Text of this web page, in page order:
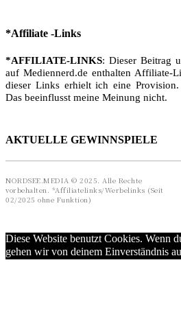
*Affiliate -Links
*AFFILIATE-LINKS: Dieser Beitrag
auf Mediennerd.de enthalten Affiliate-
dieser Links erhielt ich eine Provision.
Das beeinflusst meine Meinung nicht.
AKTUELLE GEWINNSPIELE
NORDSEE.MEDIA © 2025. Alle Rechte
vorbehalten. *Affiliatelinks/Werbelinks (Seit
02/2025 ohne Funktion)
Diese Website benutzt Cookies. Wenn
gehen wir von deinem Einverständnis